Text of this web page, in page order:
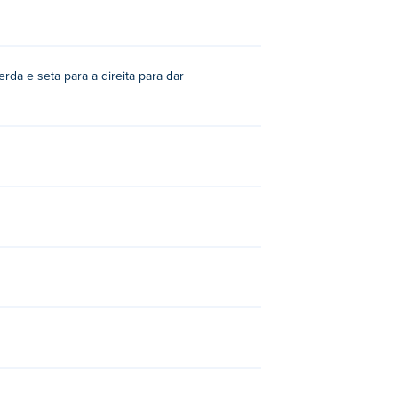
e seta para a direita para dar